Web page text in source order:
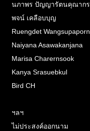
นภาพร ปัญญารัตนคุณากร
พจน์ เคลือบบุญ
Ruengdet Wangsupaporn
Naiyana Asawakanjana
Marisa Charernsook
Kanya Srasuebkul
Bird CH
ฯลฯ
ไม่ประสงค์ออกนาม